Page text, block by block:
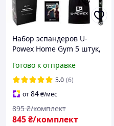
Набор эспандеров U-
Powex Home Gym 5 штук,
68 кг + книжечка с
упражнениями
Готово к отправке
5.0 (6)
от84₴/мес
845₴/комплект
895 ₴/комплект